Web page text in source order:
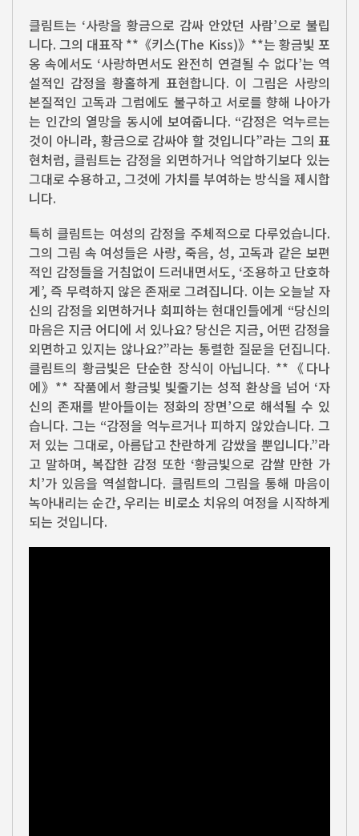
클림트는 ‘사랑을 황금으로 감싸 안았던 사람’으로 불립
니다. 그의 대표작 **《키스(The Kiss)》**는 황금빛 포
옹 속에서도 ‘사랑하면서도 완전히 연결될 수 없다’는 역
설적인 감정을 황홀하게 표현합니다. 이 그림은 사랑의
본질적인 고독과 그럼에도 불구하고 서로를 향해 나아가
는 인간의 열망을 동시에 보여줍니다. “감정은 억누르는
것이 아니라, 황금으로 감싸야 할 것입니다”라는 그의 표
현처럼, 클림트는 감정을 외면하거나 억압하기보다 있는
그대로 수용하고, 그것에 가치를 부여하는 방식을 제시합
니다.
특히 클림트는 여성의 감정을 주체적으로 다루었습니다.
그의 그림 속 여성들은 사랑, 죽음, 성, 고독과 같은 보편
적인 감정들을 거침없이 드러내면서도, ‘조용하고 단호하
게’, 즉 무력하지 않은 존재로 그려집니다. 이는 오늘날 자
신의 감정을 외면하거나 회피하는 현대인들에게 “당신의
마음은 지금 어디에 서 있나요? 당신은 지금, 어떤 감정을
외면하고 있지는 않나요?”라는 통렬한 질문을 던집니다.
클림트의 황금빛은 단순한 장식이 아닙니다. **《다나
에》** 작품에서 황금빛 빛줄기는 성적 환상을 넘어 ‘자
신의 존재를 받아들이는 정화의 장면’으로 해석될 수 있
습니다. 그는 “감정을 억누르거나 피하지 않았습니다. 그
저 있는 그대로, 아름답고 찬란하게 감쌌을 뿐입니다.”라
고 말하며, 복잡한 감정 또한 ‘황금빛으로 감쌀 만한 가
치’가 있음을 역설합니다. 클림트의 그림을 통해 마음이
녹아내리는 순간, 우리는 비로소 치유의 여정을 시작하게
되는 것입니다.